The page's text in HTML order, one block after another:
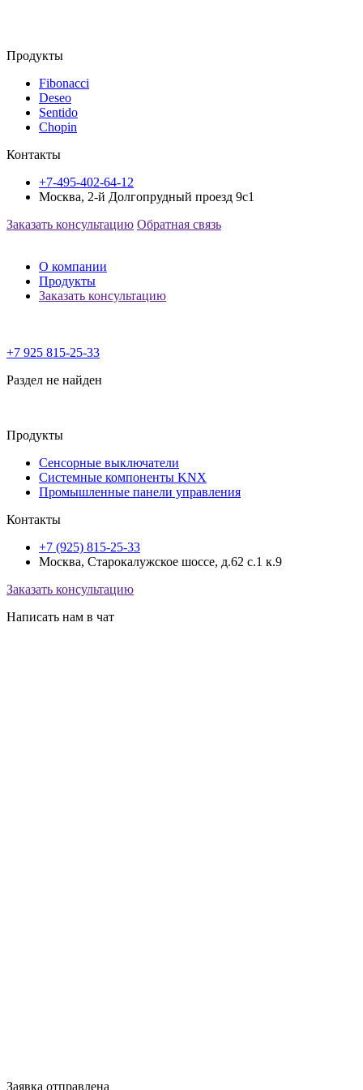
Продукты
Fibonacci
Deseo
Sentido
Chopin
Контакты
+7-495-402-64-12
Москва, 2-й Долгопрудный проезд 9с1
Заказать консультацию Обратная связь
О компании
Продукты
Заказать консультацию
+7 925 815-25-33
Раздел не найден
Продукты
Сенсорные выключатели
Системные компоненты KNX
Промышленные панели управления
Контакты
+7 (925) 815-25-33
Москва, Старокалужское шоссе, д.62 с.1 к.9
Заказать консультацию
Написать нам в чат
Заявка отправлена